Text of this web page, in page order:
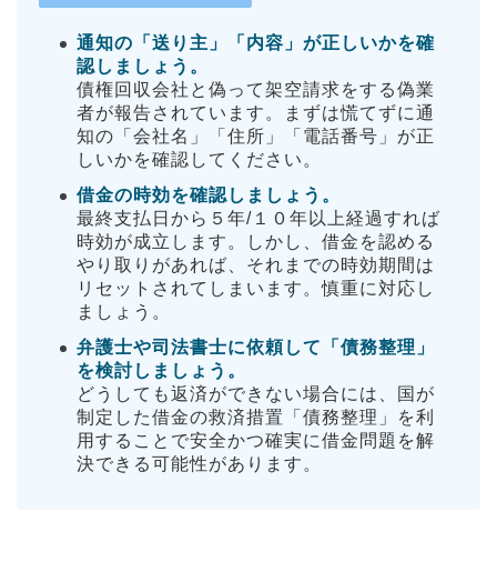
通知の「送り主」「内容」が正しいかを確
認しましょう。
債権回収会社と偽って架空請求をする偽業
者が報告されています。まずは慌てずに通
知の「会社名」「住所」「電話番号」が正
しいかを確認してください。
借金の時効を確認しましょう。
最終支払日から５年/１０年以上経過すれば
時効が成立します。しかし、借金を認める
やり取りがあれば、それまでの時効期間は
リセットされてしまいます。慎重に対応し
ましょう。
弁護士や司法書士に依頼して「債務整理」
を検討しましょう。
どうしても返済ができない場合には、国が
制定した借金の救済措置「債務整理」を利
用することで安全かつ確実に借金問題を解
決できる可能性があります。